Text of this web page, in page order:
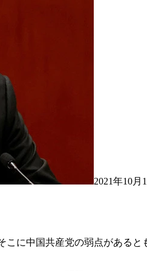
2021年10
に中国共産党の弱点がある